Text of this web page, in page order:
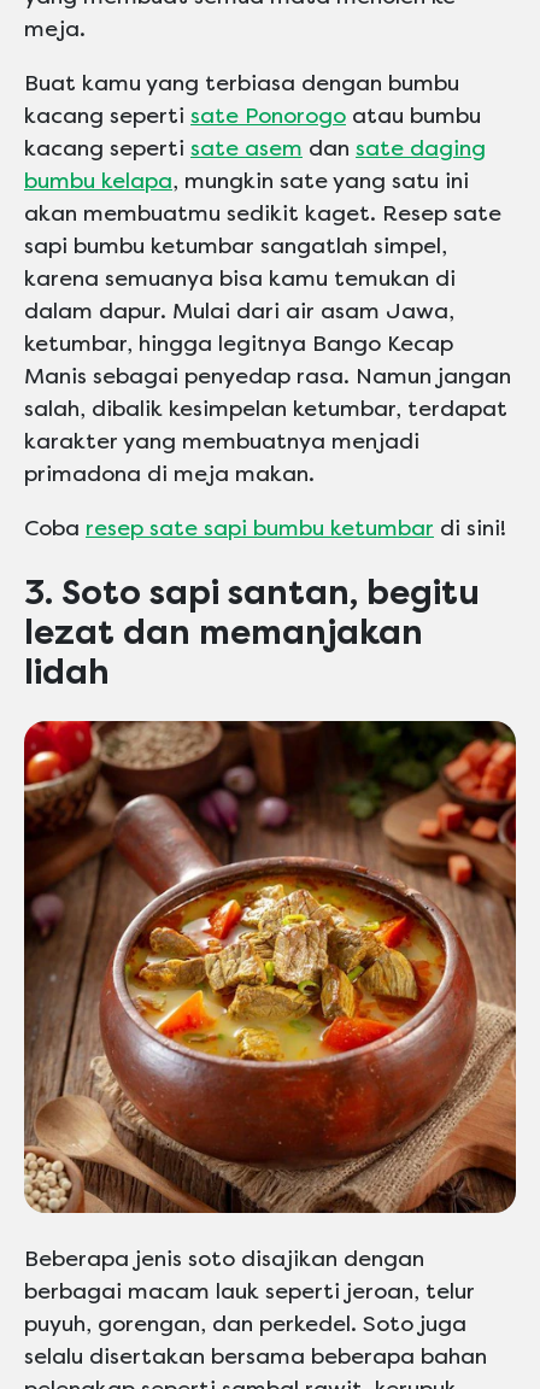
meja.
Buat kamu yang terbiasa dengan bumbu
kacang seperti sate Ponorogo atau bumbu
kacang seperti sate asem dan sate daging
bumbu kelapa, mungkin sate yang satu ini
akan membuatmu sedikit kaget. Resep sate
sapi bumbu ketumbar sangatlah simpel,
karena semuanya bisa kamu temukan di
dalam dapur. Mulai dari air asam Jawa,
ketumbar, hingga legitnya Bango Kecap
Manis sebagai penyedap rasa. Namun jangan
salah, dibalik kesimpelan ketumbar, terdapat
karakter yang membuatnya menjadi
primadona di meja makan.
Coba resep sate sapi bumbu ketumbar di sini!
3. Soto sapi santan, begitu
lezat dan memanjakan
lidah
Beberapa jenis soto disajikan dengan
berbagai macam lauk seperti jeroan, telur
puyuh, gorengan, dan perkedel. Soto juga
selalu disertakan bersama beberapa bahan